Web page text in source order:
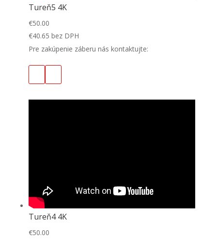
Tureň5 4K
€50.00
€40.65 bez DPH
Pre zakúpenie záberu nás kontaktujte:
Tureň4 4K
€50.00